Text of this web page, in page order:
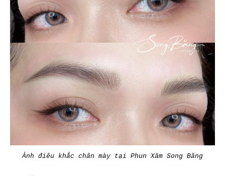
Ảnh điêu khắc chân mày tại Phun Xăm Song Băng